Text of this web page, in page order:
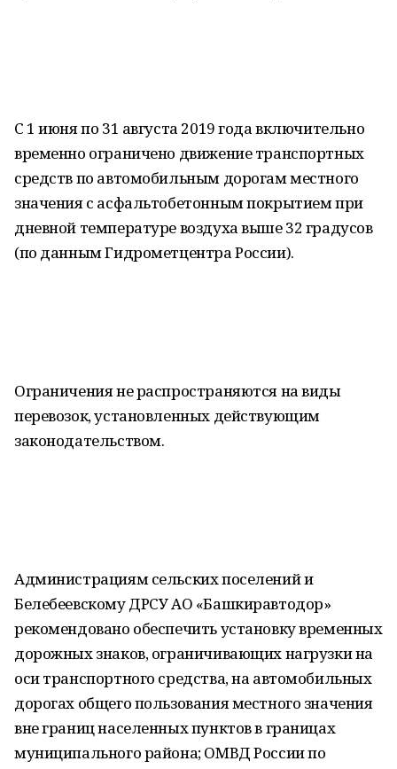
С 1 июня по 31 августа 2019 года включительно
временно ограничено движение транспортных
средств по автомобильным дорогам местного
значения с асфальтобетонным покрытием при
дневной температуре воздуха выше 32 градусов
(по данным Гидрометцентра России).
Ограничения не распространяются на виды
перевозок, установленных действующим
законодательством.
Администрациям сельских поселений и
Белебеевскому ДРСУ АО «Башкиравтодор»
рекомендовано обеспечить установку временных
дорожных знаков, ограничивающих нагрузки на
оси транспортного средства, на автомобильных
дорогах общего пользования местного значения
вне границ населенных пунктов в границах
муниципального района; ОМВД России по